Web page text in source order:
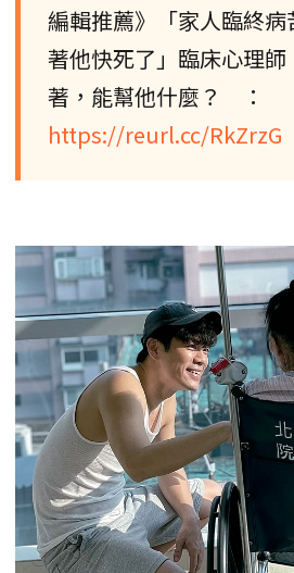
編輯推薦》「家人臨終
著他快死了」臨床心理
著，能幫他什麼？ ：
https://reurl.cc/RkZrzG